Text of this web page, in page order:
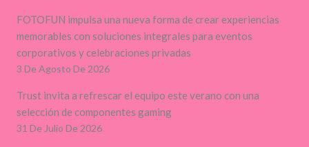
FOTOFUN impulsa una nueva forma de crear experiencias
memorables con soluciones integrales para eventos
corporativos y celebraciones privadas
3 De Agosto De 2026
Trust invita a refrescar el equipo este verano con una
selección de componentes gaming
31 De Julio De 2026